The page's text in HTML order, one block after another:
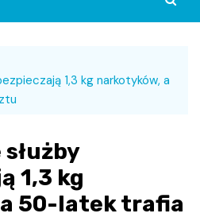
1,3 kg narkotyków, a
1,3 kg
50-latek trafia